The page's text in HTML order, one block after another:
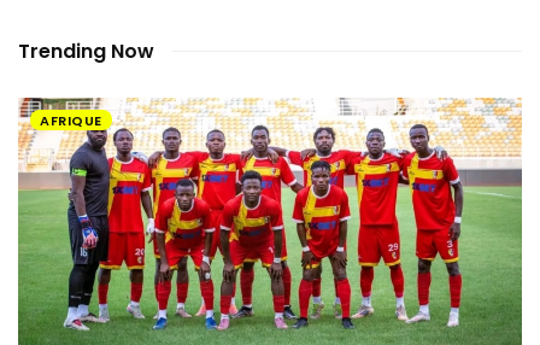
Trending Now
AFRIQUE